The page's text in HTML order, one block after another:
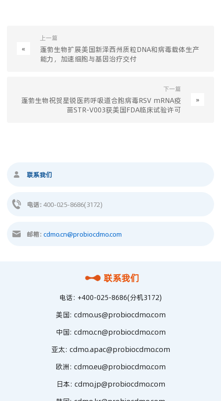
«
上一篇
蓬勃生物扩展美国新泽西州质粒DNA和病毒载体生产
能力，加速细胞与基因治疗交付
下一篇
蓬勃生物祝贺星锐医药呼吸道合胞病毒RSV mRNA疫
苗STR-V003获美国FDA临床试验许可
»
联系我们
电话: 400-025-8686(3172)
邮箱: cdmo.cn@probiocdmo.com
联系我们
电话: +400-025-8686(分机3172)
美国: cdmo.us@probiocdmo.com
中国: cdmo.cn@probiocdmo.com
亚太: cdmo.apac@probiocdmo.com
欧洲: cdmo.eu@probiocdmo.com
日本: cdmo.jp@probiocdmo.com